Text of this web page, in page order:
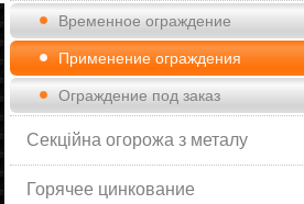
Временное ограждение
Применение ограждения
Ограждение под заказ
Секційна огорожа з металу
Горячее цинкование